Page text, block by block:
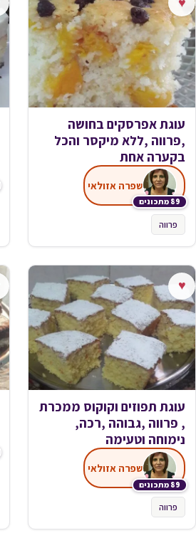
עוגת אפרסקים בחושה
,פרווה ,ללא מיקסר והכל
בקערה אחת
89 מתכונים
שפרה אזולאי
פרווה
♥
עוגת תפוזים וקוקוס ממכרת
, פרווה ,גבוהה ,רכה,
נימוחה וטעימה
89 מתכונים
שפרה אזולאי
פרווה